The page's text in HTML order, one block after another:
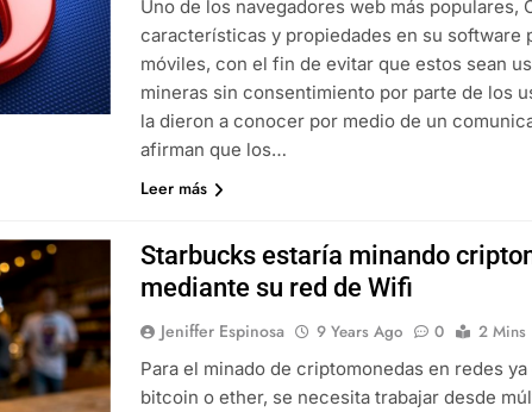
Uno de los navegadores web más populares,
características y propiedades en su software
móviles, con el fin de evitar que estos sean
mineras sin consentimiento por parte de los
la dieron a conocer por medio de un
afirman que los…
Leer más
Starbucks estaría minando
mediante su red de Wifi
Jeniffer Espinosa 9 Years Ago 0
2 Mins
Para el minado de criptomonedas en redes
bitcoin o ether, se necesita trabajar desde